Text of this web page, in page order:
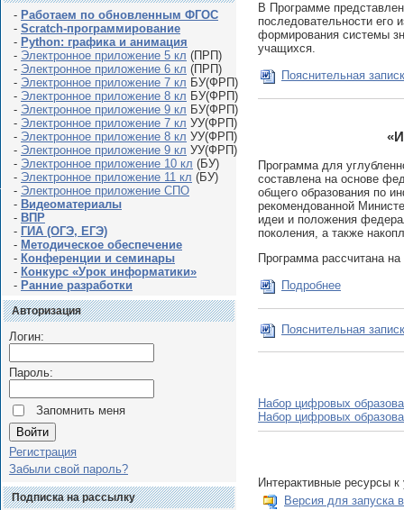
- Работаем по обновленным ФГОС
- Scratch-программирование
- Python: графика и анимация
- Электронное приложение 5 кл (ПРП)
- Электронное приложение 6 кл (ПРП)
- Электронное приложение 7 кл БУ(ФРП)
- Электронное приложение 8 кл БУ(ФРП)
- Электронное приложение 9 кл БУ(ФРП)
- Электронное приложение 7 кл УУ(ФРП)
- Электронное приложение 8 кл УУ(ФРП)
- Электронное приложение 9 кл УУ(ФРП)
- Электронное приложение 10 кл (БУ)
- Электронное приложение 11 кл (БУ)
- Электронное приложение СПО
- Видеоматериалы
- ВПР
- ГИА (ОГЭ, ЕГЭ)
- Методическое обеспечение
- Конференции и семинары
- Конкурс «Урок информатики»
- Ранние разработки
Авторизация
Логин:
Пароль:
Запомнить меня
Регистрация
Забыли свой пароль?
Подписка на рассылку
В Программе
последовательности его
формирования системы
учащихся.
Пояснительная
Программа для
составлена на основе
общего образования по
рекомендованной
идеи и положения
поколения, а также
Программа рассчитана
Подробнее
Пояснительная
Набор цифровых
Набор цифровых
Интерактивные ресурсы
Версия для запуска